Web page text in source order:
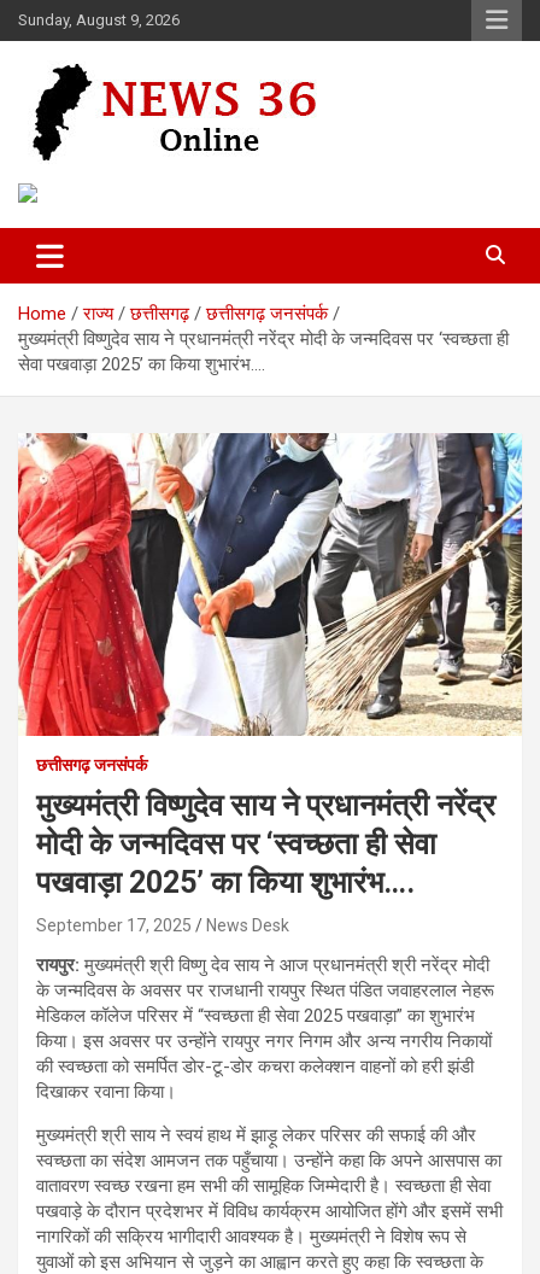
Skip
to
Sunday, August 9, 2026
News 36
Home राज्य छत्तीसगढ़
छत्तीसगढ़ जनसंपर्क
मुख्यमंत्री विष्णुदेव साय ने प्रधानमंत्री नरेंद्र मोदी के जन्मदिवस पर ‘स्वच्छता ही
सेवा पखवाड़ा 2025’ का किया शुभारंभ….
छत्तीसगढ़ जनसंपर्क
मुख्यमंत्री विष्णुदेव साय ने प्रधानमंत्री नरेंद्र
मोदी के जन्मदिवस पर ‘स्वच्छता ही सेवा
पखवाड़ा 2025’ का किया शुभारंभ….
September 17, 2025 News Desk
रायपुर:मुख्यमंत्री श्री विष्णु देव साय ने आज प्रधानमंत्री श्री नरेंद्र मोदी
के जन्मदिवस के अवसर पर राजधानी रायपुर स्थित पंडित जवाहरलाल नेहरू
मेडिकल कॉलेज परिसर में “स्वच्छता ही सेवा 2025 पखवाड़ा” का शुभारंभ
किया। इस अवसर पर उन्होंने रायपुर नगर निगम और अन्य नगरीय निकायों
की स्वच्छता को समर्पित डोर-टू-डोर कचरा कलेक्शन वाहनों को हरी झंडी
दिखाकर रवाना किया।
मुख्यमंत्री श्री साय ने स्वयं हाथ में झाड़ू लेकर परिसर की सफाई की और
स्वच्छता का संदेश आमजन तक पहुँचाया। उन्होंने कहा कि अपने आसपास का
वातावरण स्वच्छ रखना हम सभी की सामूहिक जिम्मेदारी है। स्वच्छता ही सेवा
पखवाड़े के दौरान प्रदेशभर में विविध कार्यक्रम आयोजित होंगे और इसमें सभी
नागरिकों की सक्रिय भागीदारी आवश्यक है। मुख्यमंत्री ने विशेष रूप से
युवाओं को इस अभियान से जुड़ने का आह्वान करते हुए कहा कि स्वच्छता के